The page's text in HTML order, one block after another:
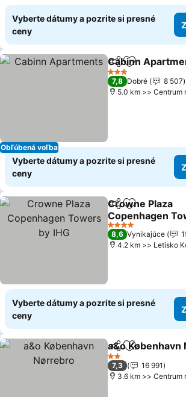
Vyberte dátumy a pozrite si presné
ceny
Obľúbená voľba
ZdieľaťPridať do
Cabinn
3 Počet hviezdičiek
7,8 Dobré
8 507
5.0 km >> Centrum
Vyberte dátumy a pozrite si presné
ceny
ZdieľaťPridať do
Crowne Plaza
Copenhagen
IHG
Zobraziť ceny
4 Počet hviezdičiek
8,6 Vynikajúce
4.2 km >> Letisko
Vyberte dátumy a pozrite si presné
ceny
ZdieľaťPridať do
a&o København
2 Počet hviezdičiek
7,3
16 991
3.6 km >> Centrum